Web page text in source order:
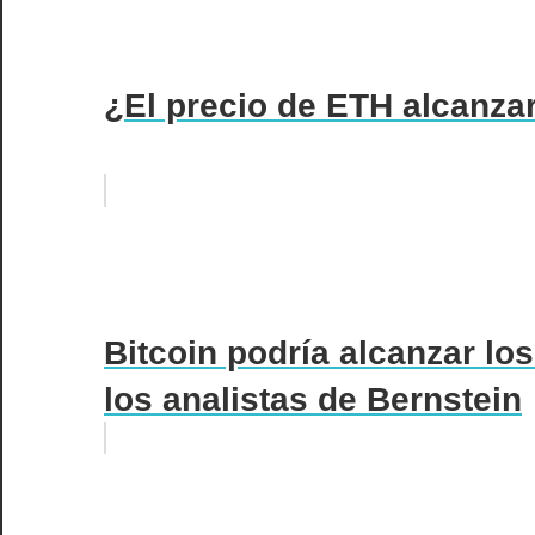
¿El precio de ETH
Bitcoin podría alcanzar
los analistas de Bernstein